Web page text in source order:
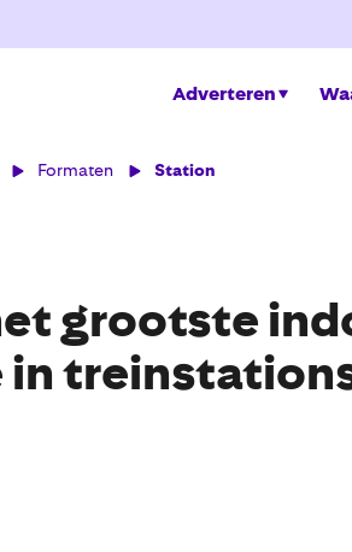
Adverteren
Formaten Station
grootste
in